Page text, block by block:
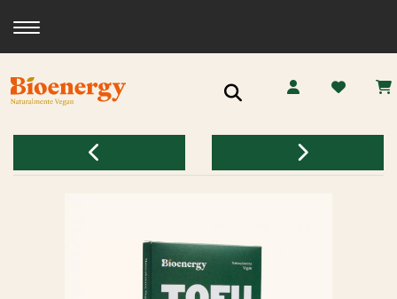
Toggle navigation
Ricerca